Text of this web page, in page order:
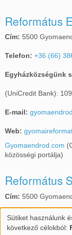
Református
Cím: 5500
Telefon: +36 (66)
Egyházközségünk
(UniCredit Bank):
E-mail:
Web:
Gyomaendrod.com
közösségi portálja)
Református
Cím: 5500
Telefon: +36 (66)
Személyes
Sütiket használunk
következő célokból: